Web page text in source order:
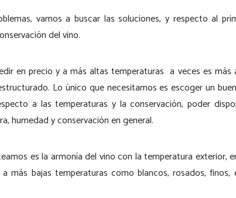
vamos a buscar las soluciones, y respecto al
del vino.
en precio y a más altas temperaturas a veces es más
Lo único que necesitamos es escoger un
a las temperaturas y la conservación, poder
humedad y conservación en general.
es la armonía del vino con la temperatura exterior,
más bajas temperaturas como blancos, rosados, finos,